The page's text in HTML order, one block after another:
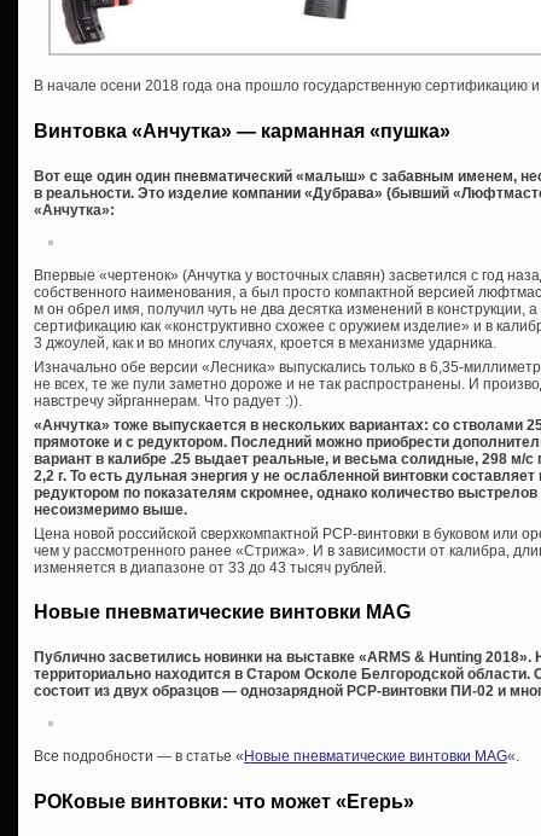
В начале осени 2018 года она прошло государственную сертификацию
Винтовка «Анчутка» — карманная «пушка»
Вот еще один один пневматический «малыш» с забавным именем,
в реальности. Это изделие компании «Дубрава» (бывший
«Анчутка»:
Впервые «чертенок» (Анчутка у восточных славян) засветился с год
собственного наименования, а был просто компактной версией
м он обрел имя, получил чуть не два десятка изменений в конструкции,
сертификацию как «конструктивно схожее с оружием изделие» и в
3 джоулей, как и во многих случаях, кроется в механизме ударника.
Изначально обе версии «Лесника» выпускались только в 6,35-
не всех, те же пули заметно дороже и не так распространены. И
навстречу эйрганнерам. Что радует :)).
«Анчутка» тоже выпускается в нескольких вариантах: со стволами
прямотоке и с редуктором. Последний можно приобрести
вариант в калибре .25 выдает реальные, и весьма солидные, 298 м/
2,2 г. То есть дульная энергия у не ослабленной винтовки
редуктором по показателям скромнее, однако количество
несоизмеримо выше.
Цена новой российской сверхкомпактной PCP-винтовки в буковом или
чем у рассмотренного ранее «Стрижа». И в зависимости от калибра,
изменяется в диапазоне от 33 до 43 тысяч рублей.
Новые пневматические винтовки MAG
Публично засветились новинки на выставке «ARMS & Hunting 2018».
территориально находится в Старом Осколе Белгородской
состоит из двух образцов — однозарядной PCP-винтовки ПИ-02 и
Все подробности — в статье « Новые пневматические винтовки MAG«.
РОКовые винтовки: что может «Егерь»